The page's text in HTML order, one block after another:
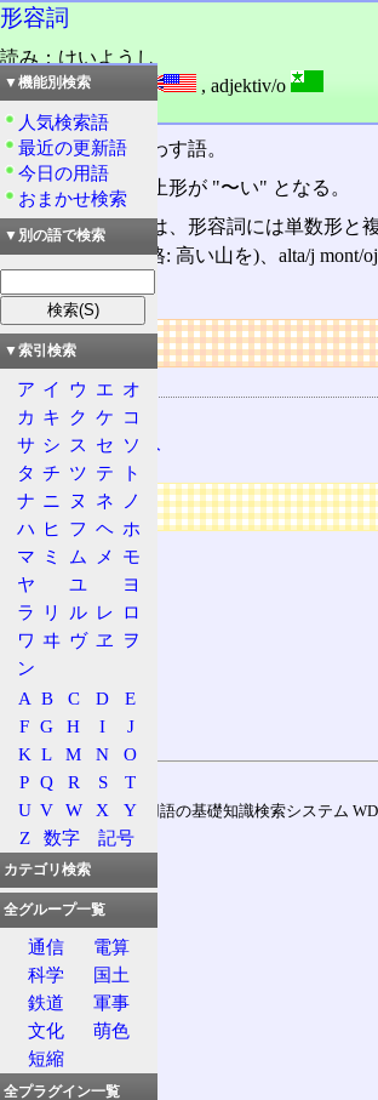
形容詞
読み：けいようし
外語：adjective , adjektiv/o
品詞：名詞
性質や状態を表わす語。
日本語では、終止形が "〜い" となる。
エスペラント
では、形容詞には単数形と
mont/on(単数目的格: 高い山を)、alta/j
リンク
関連する用語
日本語
エスペラント
広告
通信用語の基礎知識検索システム
▼機能別検索
人気検索語
最近の更新語
今日の用語
おまかせ検索
▼別の語で検索
▼索引検索
ア イ ウ エ オ
カ キ ク ケ コ
サ シ ス セ ソ
タ チ ツ テ
ト
ナ ニ ヌ ネ
ノ
ハ ヒ フ ヘ ホ
マ ミ ム メ
モ
ヤ
ユ
ヨ
ラ
リ ル レ ロ
ワ ヰ ヴ ヱ
ヲ
ン
A B C D
E
F G H I
J
K L M N
O
P Q R S
T
U V W X
Y
Z
数字 記号
カテゴリ検索
全グループ一覧
通信
電算
科学
国土
鉄道
軍事
文化
萌色
短縮
全プラグイン一覧